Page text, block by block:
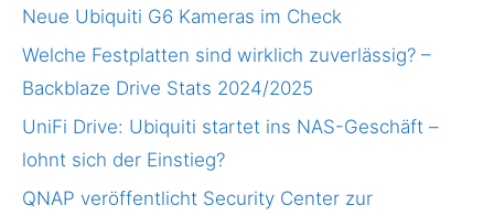
Neue Ubiquiti G6 Kameras im Check
Welche Festplatten sind wirklich zuverlässig? –
Backblaze Drive Stats 2024/2025
UniFi Drive: Ubiquiti startet ins NAS-Geschäft –
lohnt sich der Einstieg?
QNAP veröffentlicht Security Center zur